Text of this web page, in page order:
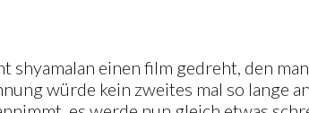
shyamalan einen film gedreht, den
würde kein zweites mal so lange